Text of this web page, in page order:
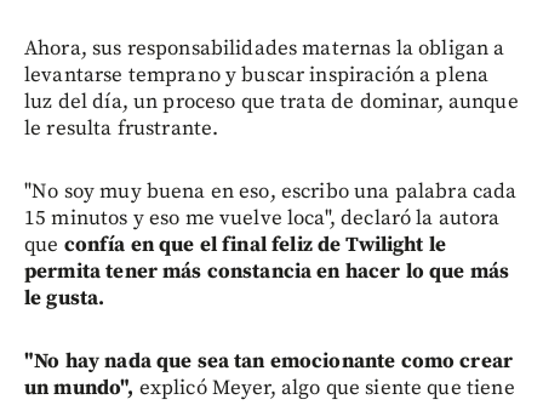
Ahora, sus responsabilidades maternas la obligan a
levantarse temprano y buscar inspiración a plena
luz del día, un proceso que trata de dominar, aunque
le resulta frustrante.
"No soy muy buena en eso, escribo una palabra cada
15 minutos y eso me vuelve loca", declaró la autora
que confía en que el final feliz de Twilight le
permita tener más constancia en hacer lo que más
le gusta.
"No hay nada que sea tan emocionante como crear
un mundo", explicó Meyer, algo que siente que tiene